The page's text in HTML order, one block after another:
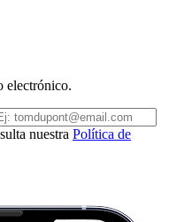
electrónico.
nuestra Política de